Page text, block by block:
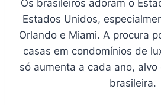
Os brasileiros adoram o
Estados Unidos,
Orlando e Miami. A procura
casas em condomínios de
só aumenta a cada ano,
brasileira.